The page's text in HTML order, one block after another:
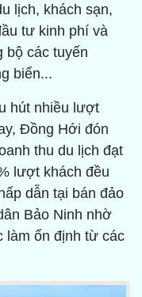
lịch, khách sạn,
tư kinh phí và
bộ các tuyến
biển...
hút nhiều lượt
Đồng Hới đón
thu du lịch đạt
lượt khách đều
dẫn tại bán đảo
Bảo Ninh nhờ
làm ổn định từ các